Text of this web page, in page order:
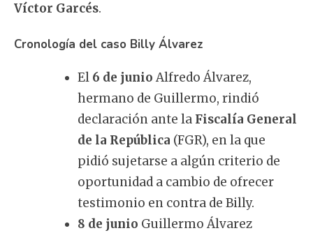
Víctor Garcés.
Cronología del caso Billy Álvarez
El 6 de junio Alfredo Álvarez,
hermano de Guillermo, rindió
declaración ante la Fiscalía General
de la República (FGR), en la que
pidió sujetarse a algún criterio de
oportunidad a cambio de ofrecer
testimonio en contra de Billy.
8 de junio Guillermo Álvarez